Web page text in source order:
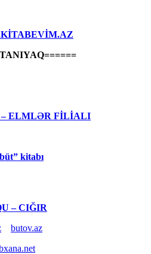
– ELMLƏR FİLİALI
kitabı
– CIĞIR
butov.az